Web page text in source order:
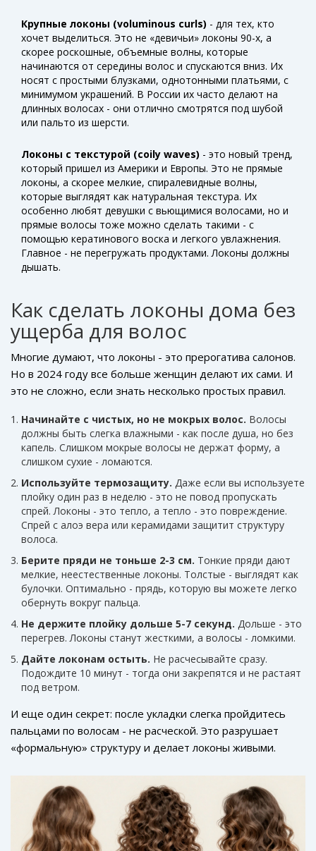
Крупные локоны (voluminous curls) - для тех, кто
хочет выделиться. Это не «девичьи» локоны 90-х, а
скорее роскошные, объемные волны, которые
начинаются от середины волос и спускаются вниз. Их
носят с простыми блузками, однотонными платьями, с
минимумом украшений. В России их часто делают на
длинных волосах - они отлично смотрятся под шубой
или пальто из шерсти.
Локоны с текстурой (coily waves) - это новый тренд,
который пришел из Америки и Европы. Это не прямые
локоны, а скорее мелкие, спиралевидные волны,
которые выглядят как натуральная текстура. Их
особенно любят девушки с вьющимися волосами, но и
прямые волосы тоже можно сделать такими - с
помощью кератинового воска и легкого увлажнения.
Главное - не перегружать продуктами. Локоны должны
дышать.
Как сделать локоны дома без
ущерба для волос
Многие думают, что локоны - это прерогатива салонов.
Но в 2024 году все больше женщин делают их сами. И
это не сложно, если знать несколько простых правил.
Начинайте с чистых, но не мокрых волос. Волосы
должны быть слегка влажными - как после душа, но без
капель. Слишком мокрые волосы не держат форму, а
слишком сухие - ломаются.
Используйте термозащиту. Даже если вы используете
плойку один раз в неделю - это не повод пропускать
спрей. Локоны - это тепло, а тепло - это повреждение.
Спрей с алоэ вера или керамидами защитит структуру
волоса.
Берите пряди не тоньше 2-3 см. Тонкие пряди дают
мелкие, неестественные локоны. Толстые - выглядят как
булочки. Оптимально - прядь, которую вы можете легко
обернуть вокруг пальца.
Не держите плойку дольше 5-7 секунд. Дольше - это
перегрев. Локоны станут жесткими, а волосы - ломкими.
Дайте локонам остыть. Не расчесывайте сразу.
Подождите 10 минут - тогда они закрепятся и не растаят
под ветром.
И еще один секрет: после укладки слегка пройдитесь
пальцами по волосам - не расческой. Это разрушает
«формальную» структуру и делает локоны живыми.